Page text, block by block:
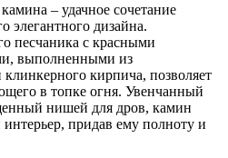
– удачное сочетание
элегантного дизайна.
песчаника с красными
выполненными из
кирпича, позволяет
в топке огня. Увенчанный
нишей для дров, камин
придав ему полноту и